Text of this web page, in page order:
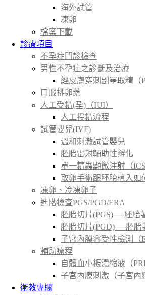
海外試管
凍卵
檔案下載
診療項目
不孕症門診檢查
男性不孕症之診斷及治療
經皮膚穿刺副睪取精（
口服排卵藥
人工受精(孕)（IUI）
人工授精流程
試管嬰兒(IVF)
溫和刺激試管嬰兒
胚胎雷射輔助性孵化
單一精蟲顯微注射（
取卵手術跟胚胎植入如
凍卵、冷凍卵子
進階檢查PGS/PGD/ERA
胚胎切片(PGS)──胚胎
胚胎切片(PGD)──胚胎
子宮內膜容受性檢測（
輔助療程
自體血小板濃縮液（
子宮內膜刺激（子宮內
衛教專欄